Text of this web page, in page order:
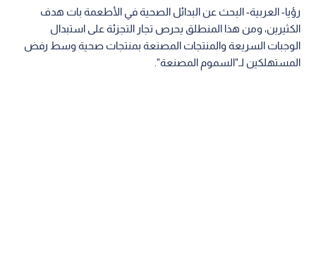
رؤيا- العربية- البحث عن البدائل الصحية في الأطعمة بات هدف
الكثيرين، ومن هذا المنطلق يحرص تجار التجزئة على استبدال
الوجبات السريعة والمنتجات المصنعة بمنتجات صحية وسط رفض
المستهلكين لـ"السموم المصنعة".